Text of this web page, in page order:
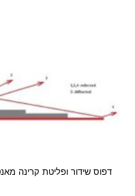
בלתי
ורגישות
לקרינה
שידור ופליטת קרינה מאנטנה